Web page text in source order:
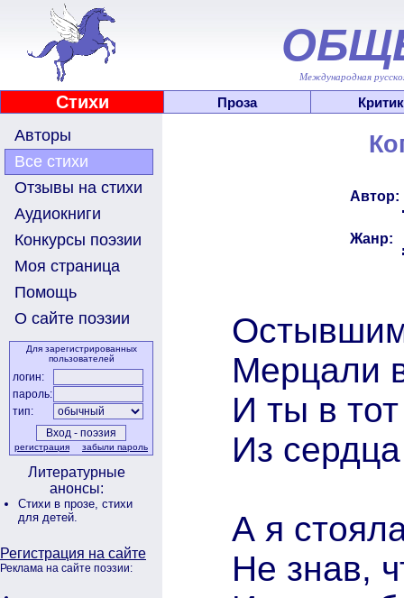
Международная
Стихи Проза
Авторы
Все стихи
Отзывы на стихи
Аудиокниги
Конкурсы поэзии
Моя страница
Помощь
О сайте поэзии
Для зарегистрированных
пользователей
логин:
пароль:
тип:
регистрация забыли пароль
Литературные
анонсы:
Стихи в прозе, стихи
для детей.
Регистрация на сайте
Реклама на сайте поэзии:
Автор:
Жанр:
Мерцали
И ты в
Из
А я
Не знав,